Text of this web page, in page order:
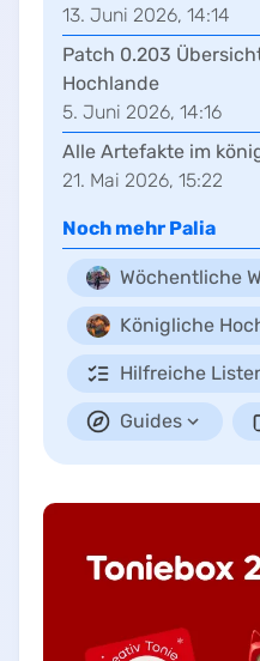
13. Juni 2026, 14:14
Patch 0.203
Hochlande
5. Juni 2026, 14:16
Alle Artefakte im
21. Mai 2026, 15:22
Noch mehr Palia
Wöchentliche
Königliche
Hilfreiche
Guides